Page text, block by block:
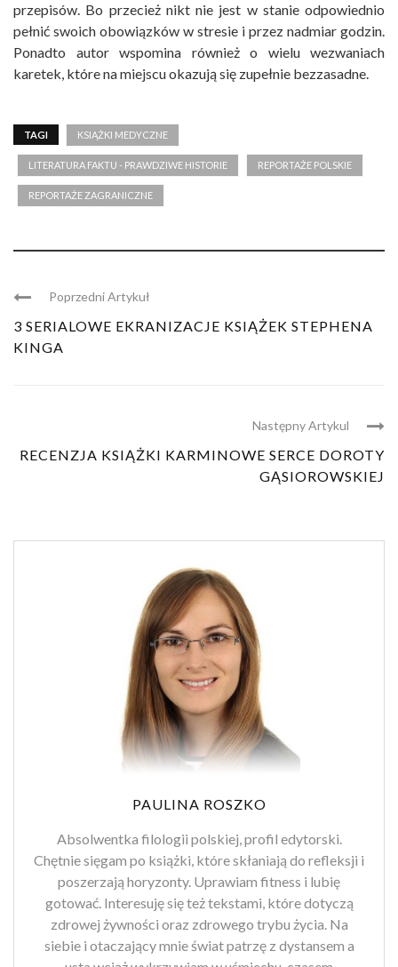
przepisów. Bo przecież nikt nie jest w stanie odpowiednio
pełnić swoich obowiązków w stresie i przez nadmiar godzin.
Ponadto autor wspomina również o wielu wezwaniach
karetek, które na miejscu okazują się zupełnie bezzasadne.
TAGI KSIĄŻKI MEDYCZNE
LITERATURA FAKTU - PRAWDZIWE HISTORIE REPORTAŻE POLSKIE
REPORTAŻE ZAGRANICZNE
Poprzedni Artykuł
3 SERIALOWE EKRANIZACJE KSIĄŻEK STEPHENA
KINGA
Następny Artykul
RECENZJA KSIĄŻKI KARMINOWE SERCE DOROTY
GĄSIOROWSKIEJ
PAULINA ROSZKO
Absolwentka filologii polskiej, profil edytorski.
Chętnie sięgam po książki, które skłaniają do refleksji i
poszerzają horyzonty. Uprawiam fitness i lubię
gotować. Interesuję się też tekstami, które dotyczą
zdrowej żywności oraz zdrowego trybu życia. Na
siebie i otaczający mnie świat patrzę z dystansem a